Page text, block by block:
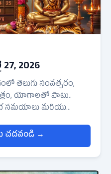
2026
తెలుగు సంవత్సరం,
యోగాలతో పాటు..
సమయాలు మరియు
ప్రాంతం ఆధారంగా
క్రింది
చదవండి →